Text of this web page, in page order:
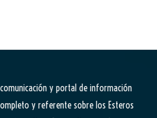
y portal de información
y referente sobre los Esteros